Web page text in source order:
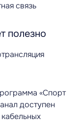
связь
полезно
«Спорт
доступен